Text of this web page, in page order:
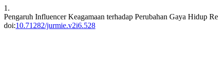
1.
Pengaruh Influencer Keagamaan terhadap Perubahan Gaya Hidup
doi:10.71282/jurmie.v2i6.528